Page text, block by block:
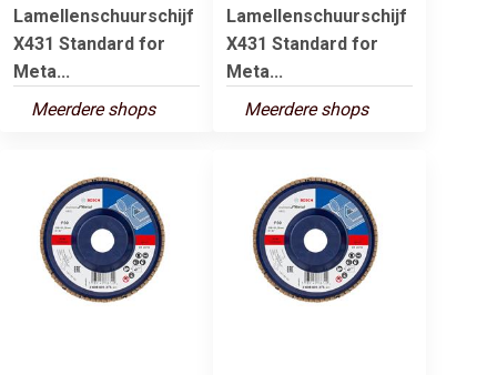
Lamellenschuurschijf
X431 Standard for
Meta...
Meerdere shops
Lamellenschuurschijf
X431 Standard for
Meta...
Meerdere shops